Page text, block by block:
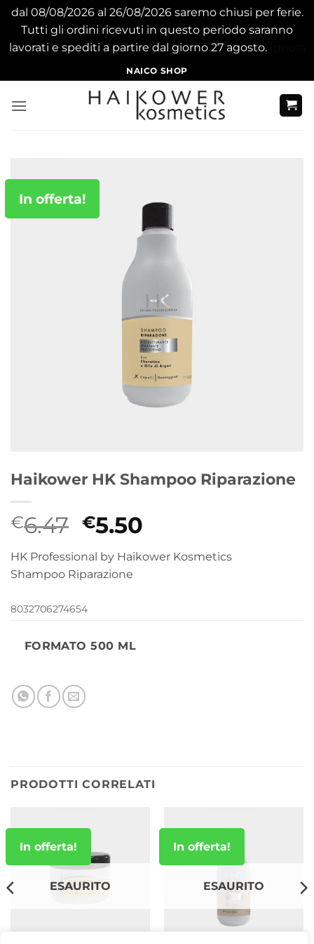
dal 08/08/2026 al 26/08/2026 saremo chiusi per ferie.
Tutti gli ordini ricevuti in questo periodo saranno
lavorati e spediti a partire dal giorno 27 agosto.
ai
contenuti
NAICO SHOP
In offerta!
Haikower HK Shampoo Riparazione
€6.47 Il
prezzo
originale
€6.47.
€5.50Il
prezzo
attuale
HK Professional by Haikower Kosmetics
Shampoo Riparazione
8032706274654
FORMATO 500 ML
PRODOTTI CORRELATI
In offerta!
ESAURITO
In offerta!
ESAURITO